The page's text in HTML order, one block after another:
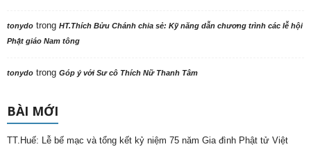
tonydo trong HT.Thích Bửu Chánh chia sẻ: Kỹ năng dẫn chương trình các lễ hội
Phật giáo Nam tông
tonydo trong Góp ý với Sư cô Thích Nữ Thanh Tâm
BÀI MỚI
TT.Huế: Lễ bế mạc và tổng kết kỷ niệm 75 năm Gia đình Phật tử Việt